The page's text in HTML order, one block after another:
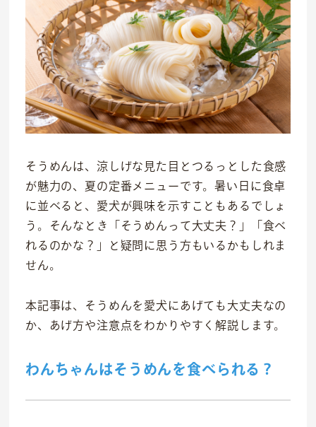
そうめんは、涼しげな見た目とつるっとした食感
が魅力の、夏の定番メニューです。暑い日に食卓
に並べると、愛犬が興味を示すこともあるでしょ
う。そんなとき「そうめんって大丈夫？」「食べ
れるのかな？」と疑問に思う方もいるかもしれま
せん。
本記事は、そうめんを愛犬にあげても大丈夫なの
か、あげ方や注意点をわかりやすく解説します。
わんちゃんはそうめんを食べられる？